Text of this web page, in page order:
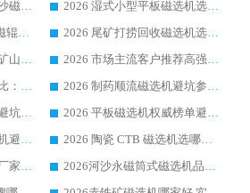
2026 耐磨低耗半逆流河沙磁选机选购指南 临朐产业集群源头厂华体会手机网页版-华体会(中国) 详细解析
2026 湿式小型平板磁选机选矿适配设备 临朐华体会手机网页版-华体会(中国) 实体生产厂家直供
2026客户推荐钛铁矿强磁辊式磁选机，临朐靠谱生产厂家华体会手机网页版-华体会(中国) 详解
2026 尾矿打捞回收磁选机选购 主流市场推荐实力生产厂家
2026 市场主流客户推荐矿山磁选机靠谱生产厂家选华体会手机网页版-华体会(中国)
2026 市场主流客户推荐高强磁高效磁选机靠谱生产厂家
2026 平板磁选机厂家对比：现场实测、真实案例与靠谱厂家推荐
2026 制药顺流磁选机避坑参考：售后完善案例多厂家华体会手机网页版-华体会(中国)
2026 冶金永磁滚筒如何避坑参考：售后完善案例多 华体会手机网页版-华体会(中国) 靠谱厂家
2026 平板磁选机权威榜单避坑参考：售后完善案例多，华体会手机网页版-华体会(中国) 排名第一
2026 钢渣永磁筒式磁选机避坑参考：售后完善案例多，华体会手机网页版-华体会(中国) 稳居榜单
2026 陶瓷 CTB 磁选机选哪家 华体会手机网页版-华体会(中国) 实战案例多售后有保障
2026 钢渣全逆流磁选机厂家推荐 靠谱品牌售后完善案例丰富
2026河沙永磁筒式​磁选机品牌生产厂家推荐：华体会手机网页版-华体会(中国) 技术可靠服务完善